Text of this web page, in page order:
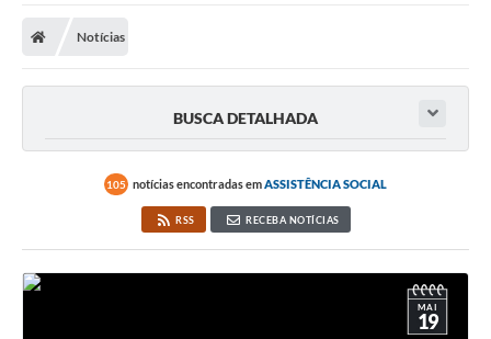
Notícias
BUSCA DETALHADA
105 notícias encontradas emASSISTÊNCIA SOCIAL
RSS RECEBA NOTÍCIAS
MAI
19